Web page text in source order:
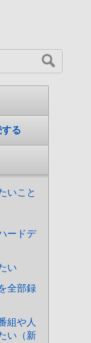
る
いこと
ードデ
い
全部録
組や人
い（新